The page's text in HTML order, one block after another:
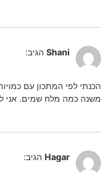
Shani הגיב:
הכנתי לפי המתכון עם
משנה כמה מלח שמים. אני
Hagar הגיב: